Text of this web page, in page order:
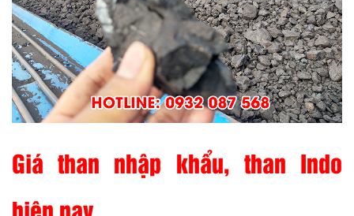
Giá than nhập khẩu, than Indo